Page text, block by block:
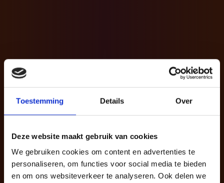
Toestemming Details Over
Deze website maakt gebruik van cookies
We gebruiken cookies om content en advertenties te
personaliseren, om functies voor social media te bieden
en om ons websiteverkeer te analyseren. Ook delen we